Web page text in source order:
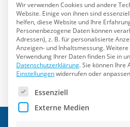
Wir verwenden Cookies und andere
Website. Einige von ihnen sind
helfen, diese Website und Ihre
Personenbezogene Daten können
Adressen), z. B. für personalisierte
Anzeigen- und Inhaltsmessung.
Verwendung Ihrer Daten finden Sie in
Datenschutzerklärung.Sie können Ihre
Einstellungenwiderrufen oder
Es folgt eine Liste der Service-
Essenziell
Externe Medien